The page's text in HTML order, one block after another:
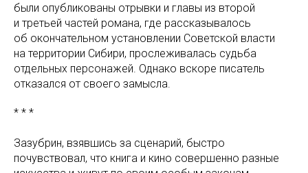
были опубликованы отрывки и главы из второй
и третьей частей романа, где рассказывалось
об окончательном установлении Советской власти
на территории Сибири, прослеживалась судьба
отдельных персонажей. Однако вскоре писатель
отказался от своего замысла.
* * *
Зазубрин, взявшись за сценарий, быстро
почувствовал, что книга и кино совершенно разные